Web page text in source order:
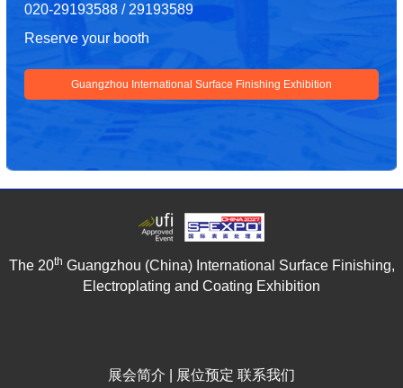
020-29193588 / 29193589
Reserve your booth
Guangzhou International Surface Finishing Exhibition
The 20th Guangzhou (China) International Surface Finishing,
Electroplating and Coating Exhibition
展会简介 展位预定 联系我们